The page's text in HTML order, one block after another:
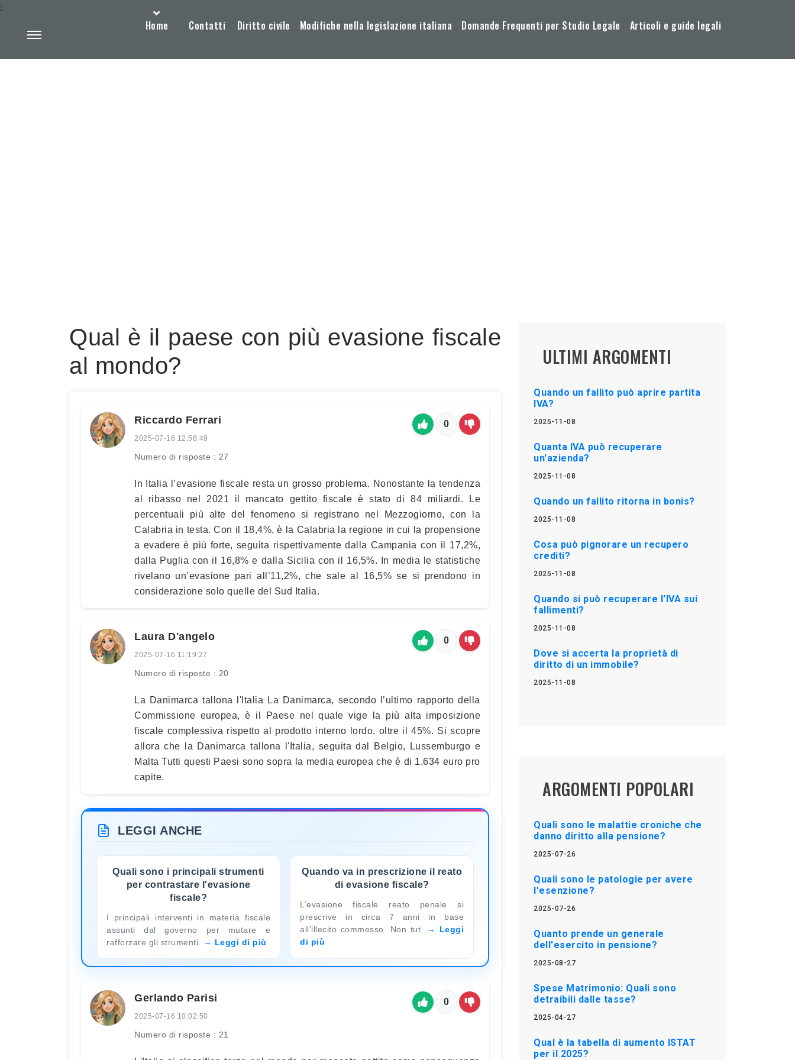
Home Contatti Diritto civile Modifiche nella legislazione italiana Domande Frequenti per Studio Legale Articoli e guide legali
:
Qual è il paese con più evasione fiscale
al mondo?
Riccardo Ferrari
2025-07-16 12:58:49
Numero di risposte : 27
0
In Italia l’evasione fiscale resta un grosso problema. Nonostante la tendenza
al ribasso nel 2021 il mancato gettito fiscale è stato di 84 miliardi. Le
percentuali più alte del fenomeno si registrano nel Mezzogiorno, con la
Calabria in testa. Con il 18,4%, è la Calabria la regione in cui la propensione
a evadere è più forte, seguita rispettivamente dalla Campania con il 17,2%,
dalla Puglia con il 16,8% e dalla Sicilia con il 16,5%. In media le statistiche
rivelano un’evasione pari all’11,2%, che sale al 16,5% se si prendono in
considerazione solo quelle del Sud Italia.
Laura D'angelo
2025-07-16 11:19:27
Numero di risposte : 20
0
La Danimarca tallona l'Italia La Danimarca, secondo l’ultimo rapporto della
Commissione europea, è il Paese nel quale vige la più alta imposizione
fiscale complessiva rispetto al prodotto interno lordo, oltre il 45%. Si scopre
allora che la Danimarca tallona l'Italia, seguita dal Belgio, Lussemburgo e
Malta Tutti questi Paesi sono sopra la media europea che è di 1.634 euro pro
capite.
LEGGI ANCHE
Quali sono i principali strumenti
per contrastare l'evasione
fiscale?
I principali interventi in materia fiscale
assunti dal governo per mutare e
rafforzare gli strumenti
Leggi di più
Quando va in prescrizione il reato
di evasione fiscale?
L’evasione fiscale reato penale si
prescrive in circa 7 anni in base
all’illecito commesso. Non tut
Leggi
di più
Gerlando Parisi
2025-07-16 10:02:50
Numero di risposte : 21
0
ULTIMI ARGOMENTI
Quando un fallito può aprire partita
IVA?
2025-11-08
Quanta IVA può recuperare
un'azienda?
2025-11-08
Quando un fallito ritorna in bonis?
2025-11-08
Cosa può pignorare un recupero
crediti?
2025-11-08
Quando si può recuperare l'IVA sui
fallimenti?
2025-11-08
Dove si accerta la proprietà di
diritto di un immobile?
2025-11-08
ARGOMENTI POPOLARI
Quali sono le malattie croniche che
danno diritto alla pensione?
2025-07-26
Quali sono le patologie per avere
l'esenzione?
2025-07-26
Quanto prende un generale
dell'esercito in pensione?
2025-08-27
Spese Matrimonio: Quali sono
detraibili dalle tasse?
2025-04-27
Qual è la tabella di aumento ISTAT
per il 2025?